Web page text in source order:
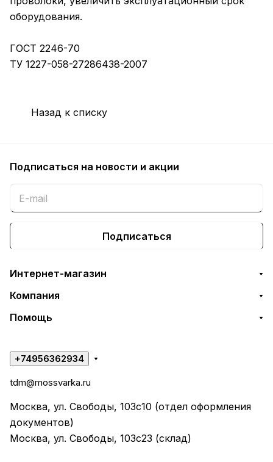
оборудования.
ГОСТ 2246-70
ТУ 1227-058-27286438-2007
Назад к списку
Подписаться на новости и акции
Подписаться
Интернет-магазин
Компания
Помощь
+74956362934
tdm@mossvarka.ru
Москва, ул. Свободы, 103с10 (отдел оформления
документов)
Москва, ул. Свободы, 103с23 (склад)